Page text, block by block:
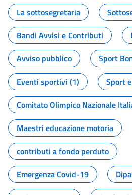
La sottosegretaria
Bandi Avvisi e Contributi
Avviso pubblico
Sport
Eventi sportivi (1)
Sport
Comitato Olimpico Nazionale
Maestri educazione motoria
contributi a fondo perduto
Emergenza Covid-19